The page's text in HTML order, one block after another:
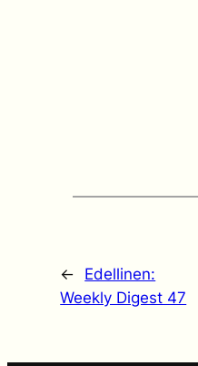
←
Edellinen:
Weekly Digest 47